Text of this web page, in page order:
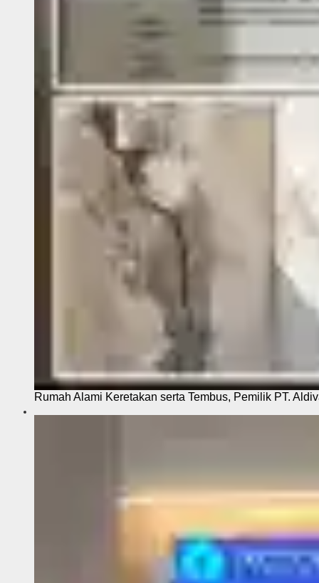
Rumah Alami Keretakan serta Tembus, Pemilik PT.